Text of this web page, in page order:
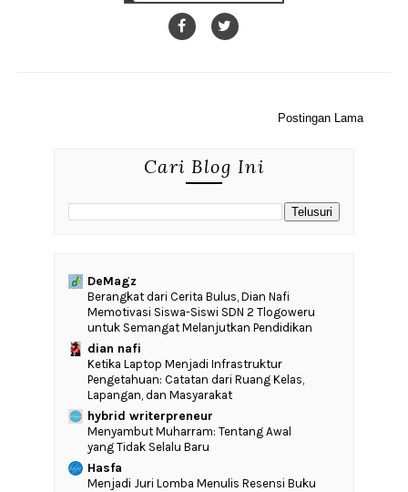
Postingan Lama
Cari Blog Ini
DeMagz
‎Berangkat dari Cerita Bulus, Dian Nafi
Memotivasi Siswa-Siswi SDN 2 Tlogoweru
untuk Semangat Melanjutkan Pendidikan
dian nafi
Ketika Laptop Menjadi Infrastruktur
Pengetahuan: Catatan dari Ruang Kelas,
Lapangan, dan Masyarakat
hybrid writerpreneur
Menyambut Muharram: Tentang Awal
yang Tidak Selalu Baru
Hasfa
Menjadi Juri Lomba Menulis Resensi Buku